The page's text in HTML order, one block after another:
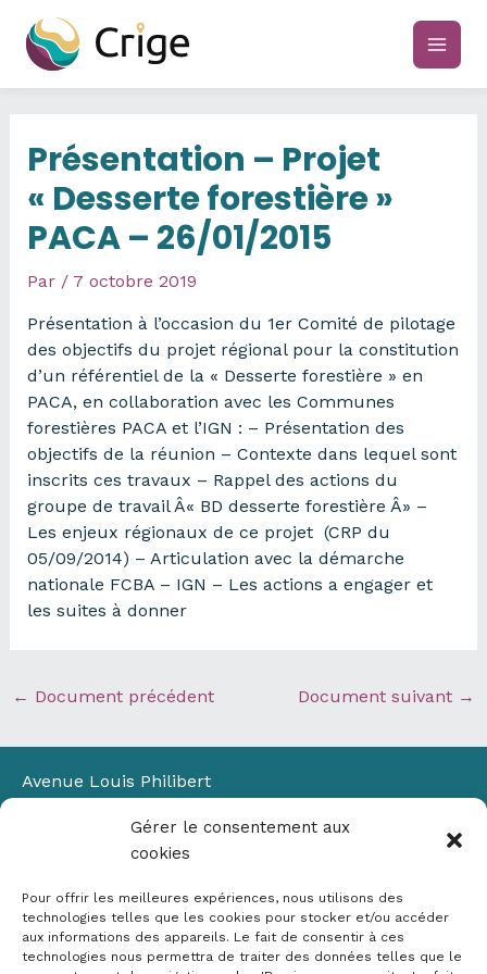
Gérer le consentement aux
cookies
Pour offrir les meilleures expériences, nous utilisons des
technologies telles que les cookies pour stocker et/ou accéder
aux informations des appareils. Le fait de consentir à ces
technologies nous permettra de traiter des données telles que le
contenu
main
Présentation – Projet
« Desserte forestière »
PACA – 26/01/2015
Par / 7 octobre 2019
Présentation à l’occasion du 1er Comité de pilotage
des objectifs du projet régional pour la constitution
d’un référentiel de la « Desserte forestière » en
PACA, en collaboration avec les Communes
forestières PACA et l’IGN : – Présentation des
objectifs de la réunion – Contexte dans lequel sont
inscrits ces travaux – Rappel des actions du
groupe de travail Â« BD desserte forestière Â» –
Les enjeux régionaux de ce projet (CRP du
05/09/2014) – Articulation avec la démarche
nationale FCBA – IGN – Les actions a engager et
les suites à donner
← Document précédent Document suivant →
Avenue Louis Philibert
Bâtiment Laennec
13100 Aix-en-Provence
✉ contact@crige-paca.org